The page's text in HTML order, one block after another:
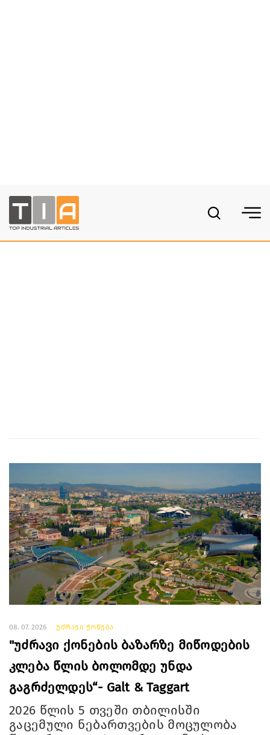
08. 07. 2026 უძრავი ქონება
"უძრავი ქონების ბაზარზე მიწოდების
კლება წლის ბოლომდე უნდა
გაგრძელდეს“- Galt & Taggart
2026 წლის 5 თვეში თბილისში
გაცემული ნებართვების მოცულობა